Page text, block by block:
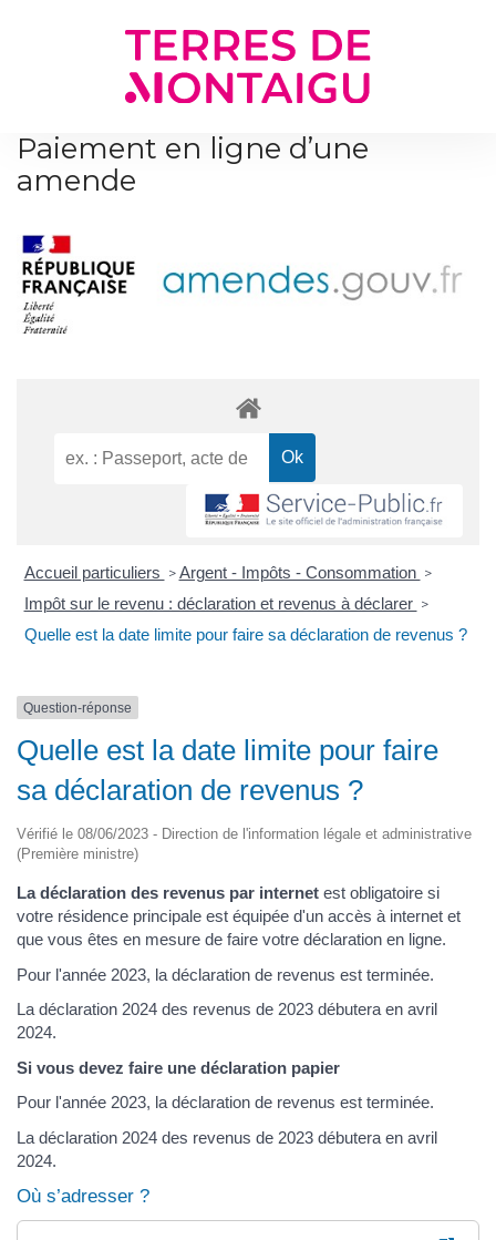
Paiement en ligne d’une
amende
Accueil particuliers > Argent - Impôts - Consommation >
Impôt sur le revenu : déclaration et revenus à déclarer >
Quelle est la date limite pour faire sa déclaration de revenus ?
Question-réponse
Quelle est la date limite pour faire
sa déclaration de revenus ?
Vérifié le 08/06/2023 - Direction de l'information légale et administrative
(Première ministre)
La déclaration des revenus par internet est obligatoire si
votre résidence principale est équipée d'un accès à internet et
que vous êtes en mesure de faire votre déclaration en ligne.
Pour l'année 2023, la déclaration de revenus est terminée.
La déclaration 2024 des revenus de 2023 débutera en avril
2024.
Si vous devez faire une déclaration papier
Pour l'année 2023, la déclaration de revenus est terminée.
La déclaration 2024 des revenus de 2023 débutera en avril
2024.
Où s’adresser ?